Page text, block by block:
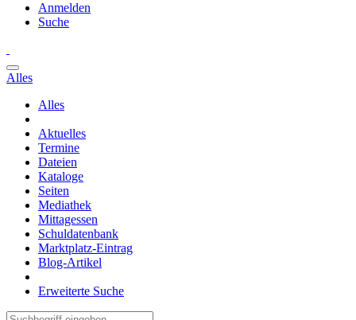
Anmelden
Suche
Alles
Alles
Aktuelles
Termine
Dateien
Kataloge
Seiten
Mediathek
Mittagessen
Schuldatenbank
Marktplatz-Eintrag
Blog-Artikel
Erweiterte Suche